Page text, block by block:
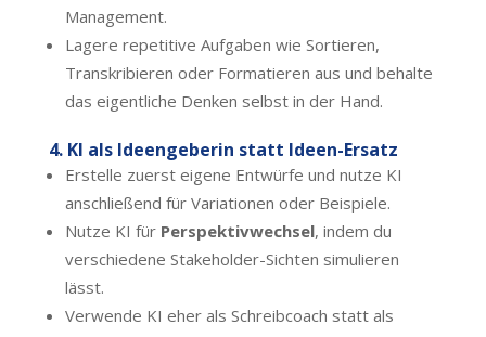
Management.
Lagere repetitive Aufgaben wie Sortieren,
Transkribieren oder Formatieren aus und behalte
das eigentliche Denken selbst in der Hand.
4. KI als Ideengeberin statt Ideen-Ersatz
Erstelle zuerst eigene Entwürfe und nutze KI
anschließend für Variationen oder Beispiele.
Nutze KI für Perspektivwechsel, indem du
verschiedene Stakeholder-Sichten simulieren
lässt.
Verwende KI eher als Schreibcoach statt als